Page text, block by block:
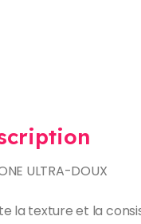
ULTRA-DOUX
la texture et la